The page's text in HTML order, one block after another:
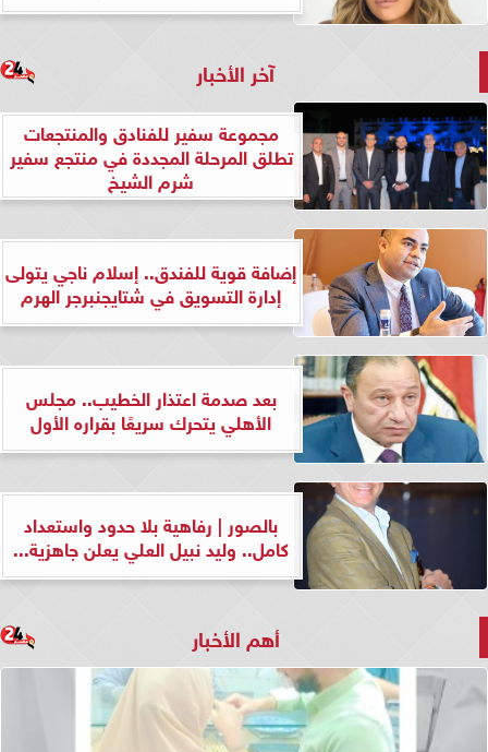
آخر الأخبار
مجموعة سفير للفنادق والمنتجعات
تطلق المرحلة المجددة في منتجع سفير
شرم الشيخ
إضافة قوية للفندق.. إسلام ناجي يتولى
إدارة التسويق في شتايجنبرجر الهرم
بعد صدمة اعتذار الخطيب.. مجلس
الأهلي يتحرك سريعًا بقراره الأول
بالصور | رفاهية بلا حدود واستعداد
كامل.. وليد نبيل العلي يعلن جاهزية...
أهم الأخبار